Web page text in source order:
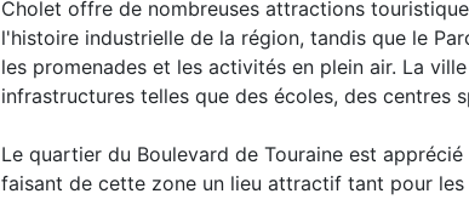
Cholet offre de nombreuses attractions
l'histoire industrielle de la région, tandis que le
les promenades et les activités en plein air. La
infrastructures telles que des écoles, des centres
Le quartier du Boulevard de Touraine est
faisant de cette zone un lieu attractif tant pour